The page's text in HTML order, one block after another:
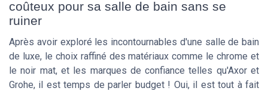
coûteux pour sa salle de bain sans se
ruiner
Après avoir exploré les incontournables d'une salle de bain
de luxe, le choix raffiné des matériaux comme le chrome et
le noir mat, et les marques de confiance telles qu'Axor et
Grohe, il est temps de parler budget ! Oui, il est tout à fait